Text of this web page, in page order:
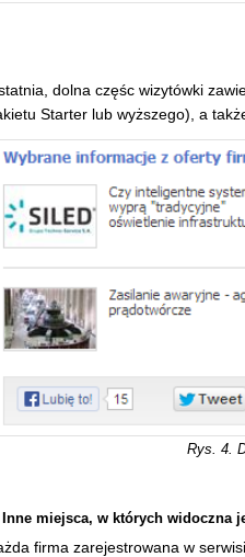
dolna częśc wizytówki
Starter lub wyższego), a
Rys. 4.
Inne miejsca, w których widoczna
firma zarejestrowana w